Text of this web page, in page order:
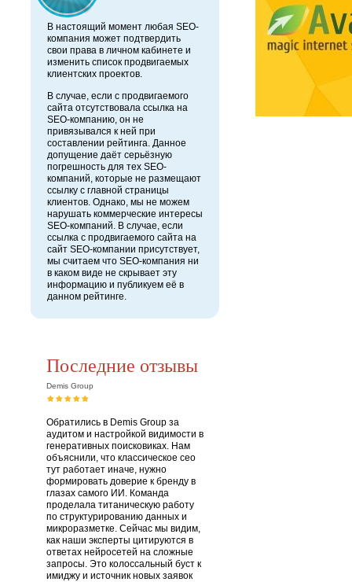
В настоящий момент любая SEO-
компания может подтвердить
свои права в личном кабинете и
изменить список продвигаемых
клиентских проектов.
В случае, если с продвигаемого
сайта отсутствовала ссылка на
SEO-компанию, он не
привязывался к ней при
составлении рейтинга. Данное
допущение даёт серьёзную
погрешность для тех SEO-
компаний, которые не размещают
ссылку с главной страницы
клиентов. Однако, мы не можем
нарушать коммерческие интересы
SEO-компаний. В случае, если
ссылка с продвигаемого сайта на
сайт SEO-компании присутствует,
мы считаем что SEO-компания ни
в каком виде не скрывает эту
информацию и публикуем её в
данном рейтинге.
Последние отзывы
Demis Group
Обратились в Demis Group за
аудитом и настройкой видимости в
генеративных поисковиках. Нам
объяснили, что классическое сео
тут работает иначе, нужно
формировать доверие к бренду в
глазах самого ИИ. Команда
проделала титаническую работу
по структурированию данных и
микроразметке. Сейчас мы видим,
как наши эксперты цитируются в
ответах нейросетей на сложные
запросы. Это колоссальный буст к
имиджу и источник новых заявок